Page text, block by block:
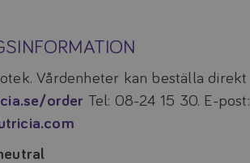
Vårdenheter kan beställa direkt
order Tel: 08-24 15 30. E-post: